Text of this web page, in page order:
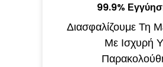
99.9%
Διασφαλίζουμε Τη
Με Ισχυρή